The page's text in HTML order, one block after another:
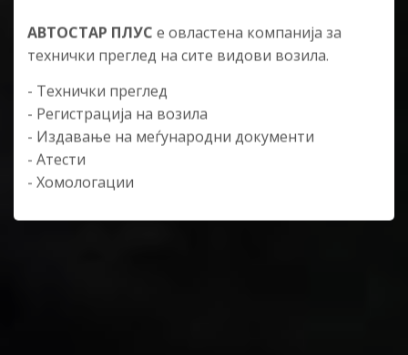
АВТОСТАР ПЛУС е овластена компанија за
технички преглед на сите видови возила.
- Технички преглед
- Регистрација на возила
- Издавање на меѓународни документи
- Атести
- Хомологации